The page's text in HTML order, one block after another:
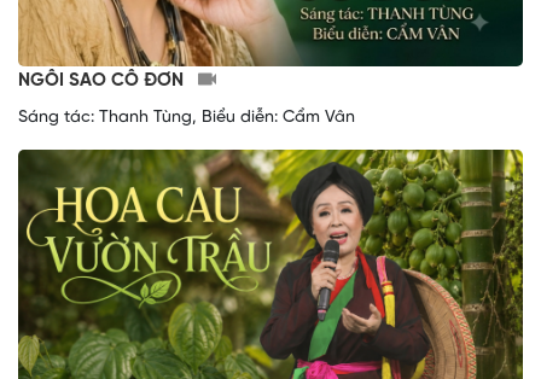
NGÔI SAO CÔ ĐƠN
Sáng tác: Thanh Tùng, Biểu diễn: Cẩm Vân